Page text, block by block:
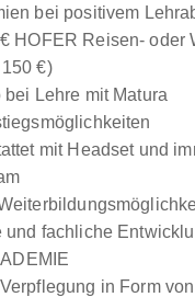
bei positivem
HOFER Reisen- oder
€)
bei Lehre mit Matura
mit Headset und
und fachliche
in Form